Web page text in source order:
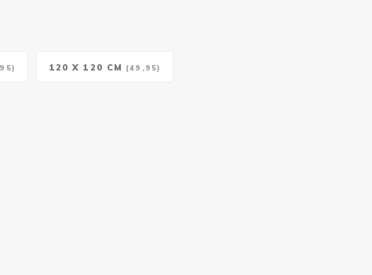
120 X 120 CM (49,95)